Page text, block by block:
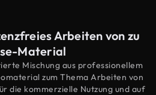
Arbeiten von zu
Material
Mischung aus professionellem
zum Thema Arbeiten von
die kommerzielle Nutzung und auf